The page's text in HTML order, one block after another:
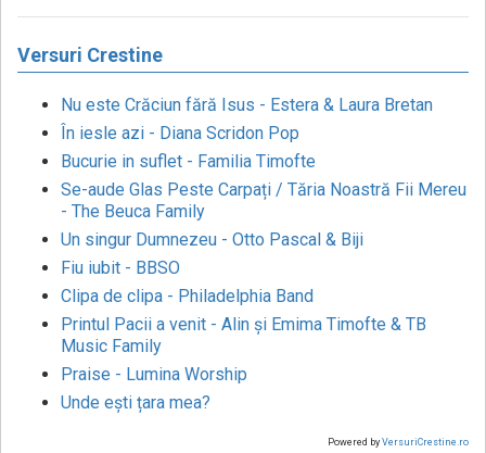
Versuri Crestine
Nu este Crăciun fără Isus - Estera & Laura Bretan
În iesle azi - Diana Scridon Pop
Bucurie in suflet - Familia Timofte
Se-aude Glas Peste Carpați / Tăria Noastră Fii Mereu
- The Beuca Family
Un singur Dumnezeu - Otto Pascal & Biji
Fiu iubit - BBSO
Clipa de clipa - Philadelphia Band
Printul Pacii a venit - Alin și Emima Timofte & TB
Music Family
Praise - Lumina Worship
Unde ești țara mea?
Powered by VersuriCrestine.ro